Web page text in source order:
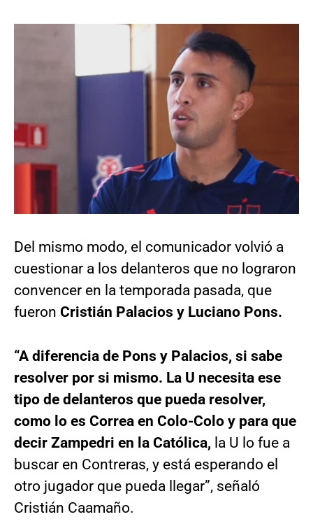
Del mismo modo, el comunicador volvió a
cuestionar a los delanteros que no lograron
convencer en la temporada pasada, que
fueron Cristián Palacios y Luciano Pons.
“A diferencia de Pons y Palacios, si sabe
resolver por si mismo. La U necesita ese
tipo de delanteros que pueda resolver,
como lo es Correa en Colo-Colo y para que
decir Zampedri en la Católica, la U lo fue a
buscar en Contreras, y está esperando el
otro jugador que pueda llegar”, señaló
Cristián Caamaño.